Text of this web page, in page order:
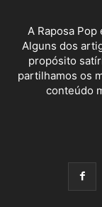
A Raposa
Alguns dos
propósito
partilhamos os
conteúdo